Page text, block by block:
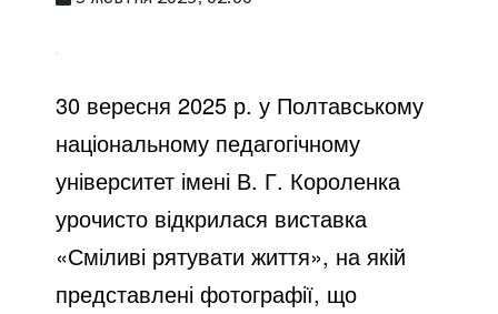
30 вересня 2025 р. у Полтавському
національному педагогічному
університет імені В. Г. Короленка
урочисто відкрилася виставка
«Сміливі рятувати життя», на якій
представлені фотографії, що